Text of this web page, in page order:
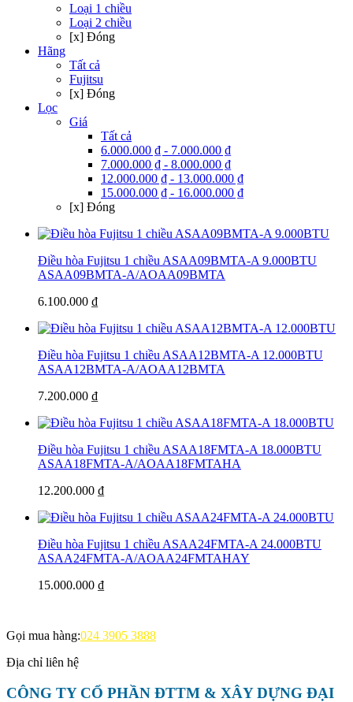
Loại 1 chiều
Loại 2 chiều
[x] Đóng
Hãng
Tất cả
Fujitsu
[x] Đóng
Lọc
Giá
Tất cả
6.000.000 ₫ - 7.000.000 ₫
7.000.000 ₫ - 8.000.000 ₫
12.000.000 ₫ - 13.000.000 ₫
15.000.000 ₫ - 16.000.000 ₫
[x] Đóng
Điều hòa Fujitsu 1 chiều ASAA09BMTA-A 9.000BTU
ASAA09BMTA-A/AOAA09BMTA
6.100.000 ₫
Điều hòa Fujitsu 1 chiều ASAA12BMTA-A 12.000BTU
ASAA12BMTA-A/AOAA12BMTA
7.200.000 ₫
Điều hòa Fujitsu 1 chiều ASAA18FMTA-A 18.000BTU
ASAA18FMTA-A/AOAA18FMTAHA
12.200.000 ₫
Điều hòa Fujitsu 1 chiều ASAA24FMTA-A 24.000BTU
ASAA24FMTA-A/AOAA24FMTAHAY
15.000.000 ₫
Gọi mua hàng:024 3905 3888
Địa chỉ liên hệ
CÔNG TY CỔ PHẦN ĐTTM & XÂY DỰNG ĐẠI